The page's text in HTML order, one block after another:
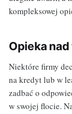
kompleksowej
Opieka
Niektóre firmy
na kredyt lub w
zadbać o
w swojej flocie.